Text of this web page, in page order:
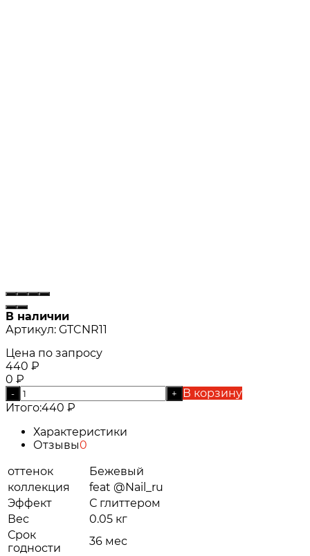
В наличии
Артикул: GTCNR11
Цена по запросу
440 ₽
0 ₽
- +
В корзину
Итого:440 ₽
Характеристики
Отзывы0
оттенок
Бежевый
коллекция
feat @Nail_ru
Эффект
С глиттером
Вес
0.05 кг
Срок
годности
36 мес